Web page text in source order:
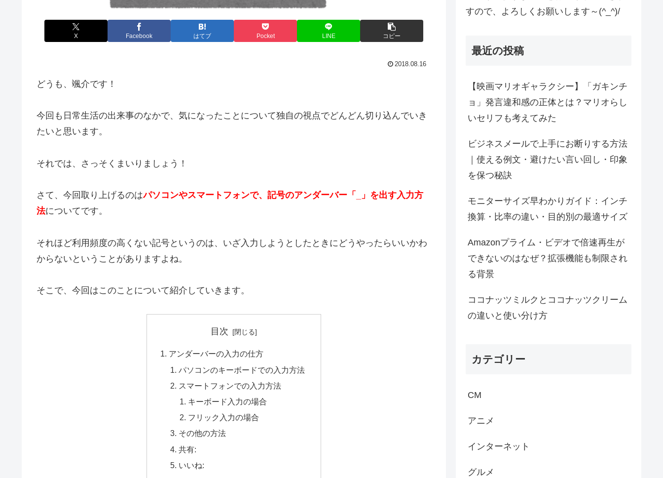
X Facebook はてブ Pocket LINE コピー
2018.08.16
どうも、颯介です！
今回も日常生活の出来事のなかで、気になったことについて独自の視点でどんどん切り込んでいき
たいと思います。
それでは、さっそくまいりましょう！
さて、今回取り上げるのはパソコンやスマートフォンで、記号のアンダーバー「_」を出す入力方
法についてです。
それほど利用頻度の高くない記号というのは、いざ入力しようとしたときにどうやったらいいかわ
からないということがありますよね。
そこで、今回はこのことについて紹介していきます。
目次
アンダーバーの入力の仕方
パソコンのキーボードでの入力方法
スマートフォンでの入力方法
キーボード入力の場合
フリック入力の場合
その他の方法
共有:
いいね:
すので、よろしくお願いします～(^_^)/
最近の投稿
【映画マリオギャラクシー】「ガキンチ
ョ」発言違和感の正体とは？マリオらし
いセリフも考えてみた
ビジネスメールで上手にお断りする方法
｜使える例文・避けたい言い回し・印象
を保つ秘訣
モニターサイズ早わかりガイド：インチ
換算・比率の違い・目的別の最適サイズ
Amazonプライム・ビデオで倍速再生が
できないのはなぜ？拡張機能も制限され
る背景
ココナッツミルクとココナッツクリーム
の違いと使い分け方
カテゴリー
CM
アニメ
インターネット
グルメ